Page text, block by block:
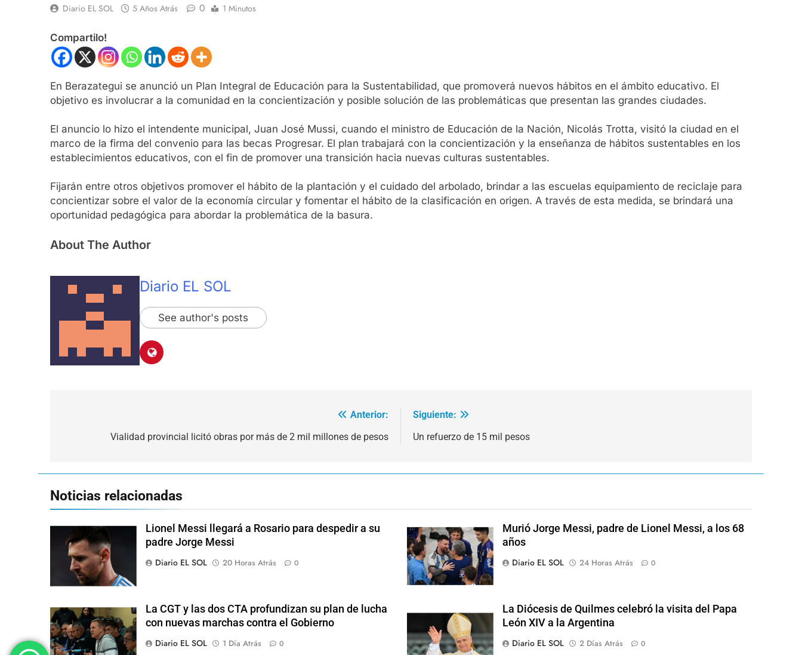
Diario EL SOL 5 Años Atrás 0 1 Minutos
Compartilo!
En Berazategui se anunció un Plan Integral de Educación para la Sustentabilidad, que promoverá nuevos hábitos en el ámbito educativo. El
objetivo es involucrar a la comunidad en la concientización y posible solución de las problemáticas que presentan las grandes ciudades.
El anuncio lo hizo el intendente municipal, Juan José Mussi, cuando el ministro de Educación de la Nación, Nicolás Trotta, visitó la ciudad en el
marco de la firma del convenio para las becas Progresar. El plan trabajará con la concientización y la enseñanza de hábitos sustentables en los
establecimientos educativos, con el fin de promover una transición hacia nuevas culturas sustentables.
Fijarán entre otros objetivos promover el hábito de la plantación y el cuidado del arbolado, brindar a las escuelas equipamiento de reciclaje para
concientizar sobre el valor de la economía circular y fomentar el hábito de la clasificación en origen. A través de esta medida, se brindará una
oportunidad pedagógica para abordar la problemática de la basura.
About The Author
Diario EL SOL
See author's posts
Anterior:
Vialidad provincial licitó obras por más de 2 mil millones de pesos
Siguiente:
Un refuerzo de 15 mil pesos
Noticias relacionadas
Lionel Messi llegará a Rosario para despedir a su
padre Jorge Messi
Diario EL SOL
20 Horas Atrás 0
Murió Jorge Messi, padre de Lionel Messi, a los 68
años
Diario EL SOL
24 Horas Atrás 0
La CGT y las dos CTA profundizan su plan de lucha
con nuevas marchas contra el Gobierno
Diario EL SOL
1 Día Atrás 0
La Diócesis de Quilmes celebró la visita del Papa
León XIV a la Argentina
Diario EL SOL
2 Días Atrás 0